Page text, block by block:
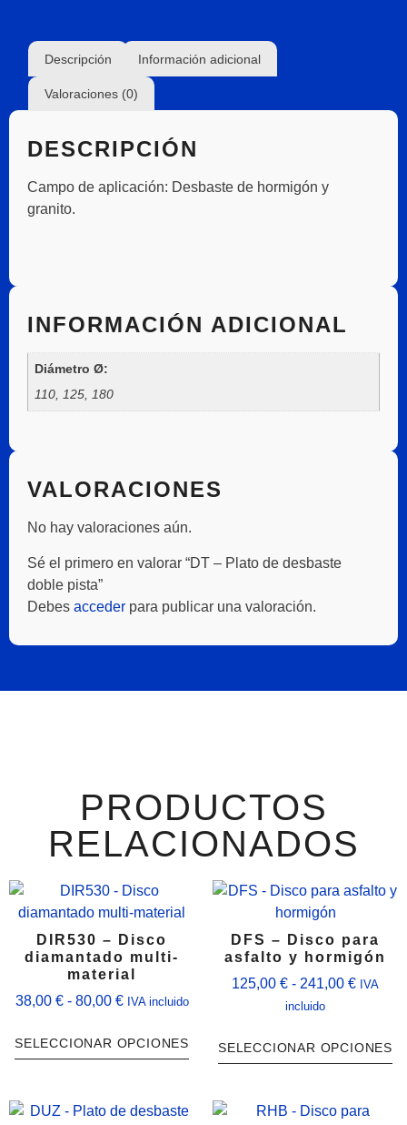
Descripción Información adicional
Valoraciones (0)
DESCRIPCIÓN
Campo de aplicación: Desbaste de hormigón y
granito.
INFORMACIÓN ADICIONAL
Diámetro Ø:
110, 125, 180
VALORACIONES
No hay valoraciones aún.
Sé el primero en valorar “DT – Plato de desbaste
doble pista”
Debes acceder para publicar una valoración.
PRODUCTOS
RELACIONADOS
DIR530 – Disco
diamantado multi-
material
38,00 € - 80,00 € IVA incluido
SELECCIONAR OPCIONES
DFS – Disco para
asfalto y hormigón
125,00 € - 241,00 € IVA
incluido
SELECCIONAR OPCIONES